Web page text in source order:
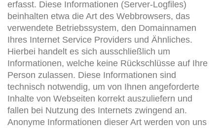
erfasst. Diese Informationen (Server-Logfiles)
beinhalten etwa die Art des Webbrowsers, das
verwendete Betriebssystem, den Domainnamen
Ihres Internet Service Providers und Ähnliches.
Hierbei handelt es sich ausschließlich um
Informationen, welche keine Rückschlüsse auf Ihre
Person zulassen. Diese Informationen sind
technisch notwendig, um von Ihnen angeforderte
Inhalte von Webseiten korrekt auszuliefern und
fallen bei Nutzung des Internets zwingend an.
Anonyme Informationen dieser Art werden von uns